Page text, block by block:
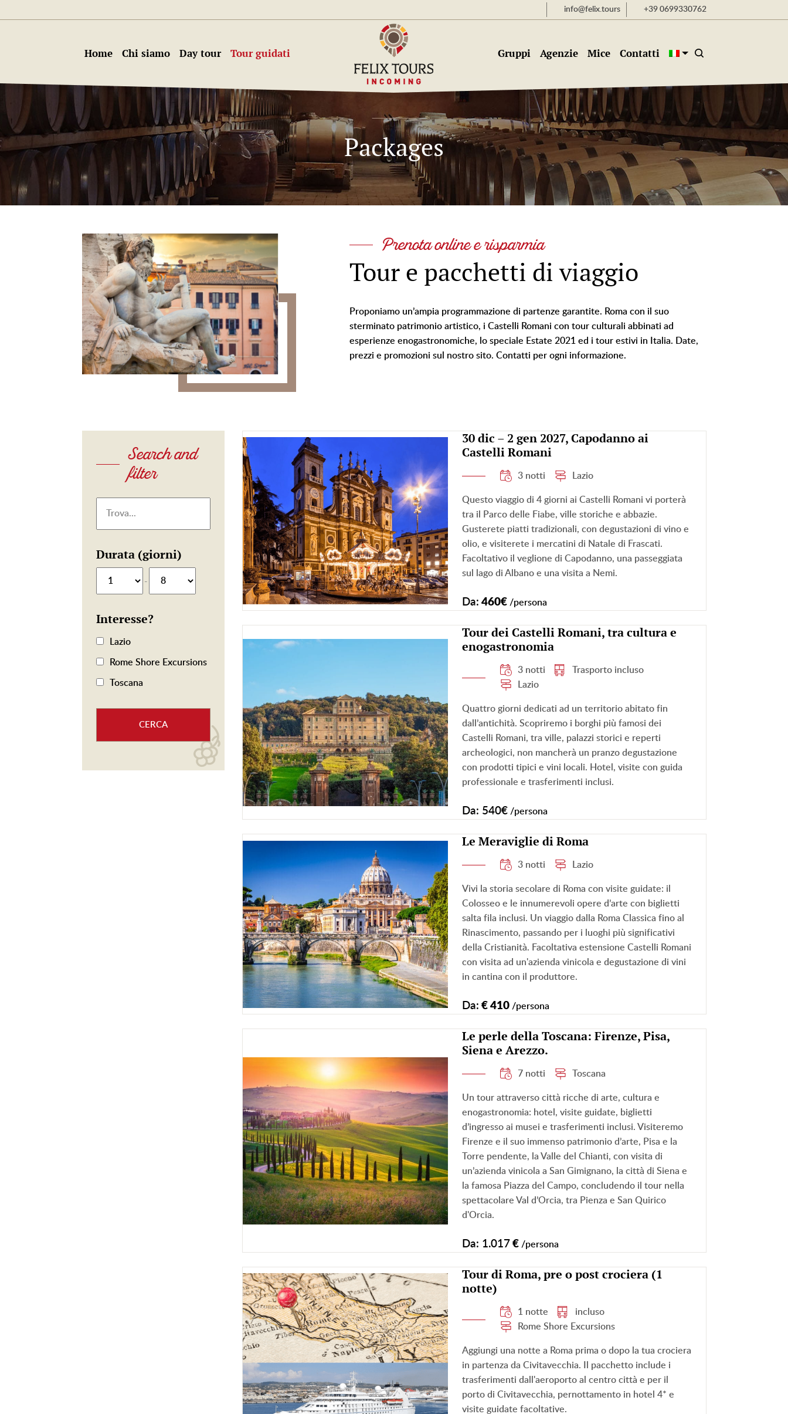
info@felix.tours +39 0699330762
Home Chi siamo Day tour Tour guidati Gruppi Agenzie Mice Contatti
Packages
Prenota online e risparmia
Tour e pacchetti di viaggio
Proponiamo un’ampia programmazione di partenze garantite. Roma con il suo
sterminato patrimonio artistico, i Castelli Romani con tour culturali abbinati ad
esperienze enogastronomiche, lo speciale Estate 2021 ed i tour estivi in Italia. Date,
prezzi e promozioni sul nostro sito. Contatti per ogni informazione.
Search and
filter
Durata (giorni)
-
Interesse?
Lazio
Rome Shore Excursions
Toscana
30 dic – 2 gen 2027, Capodanno ai
Castelli Romani
3 notti Lazio
Questo viaggio di 4 giorni ai Castelli Romani vi porterà
tra il Parco delle Fiabe, ville storiche e abbazie.
Gusterete piatti tradizionali, con degustazioni di vino e
olio, e visiterete i mercatini di Natale di Frascati.
Facoltativo il veglione di Capodanno, una passeggiata
sul lago di Albano e una visita a Nemi.
Da: 460€ /persona
Tour dei Castelli Romani, tra cultura e
enogastronomia
3 notti
Trasporto incluso
Lazio
Quattro giorni dedicati ad un territorio abitato fin
dall’antichità. Scopriremo i borghi più famosi dei
Castelli Romani, tra ville, palazzi storici e reperti
archeologici, non mancherà un pranzo degustazione
con prodotti tipici e vini locali. Hotel, visite con guida
professionale e trasferimenti inclusi.
Da: 540€ /persona
Le Meraviglie di Roma
3 notti Lazio
Vivi la storia secolare di Roma con visite guidate: il
Colosseo e le innumerevoli opere d’arte con biglietti
salta fila inclusi. Un viaggio dalla Roma Classica fino al
Rinascimento, passando per i luoghi più significativi
della Cristianità. Facoltativa estensione Castelli Romani
con visita ad un'azienda vinicola e degustazione di vini
in cantina con il produttore.
Da: € 410 /persona
Le perle della Toscana: Firenze, Pisa,
Siena e Arezzo.
7 notti Toscana
Un tour attraverso città ricche di arte, cultura e
enogastronomia: hotel, visite guidate, biglietti
d’ingresso ai musei e trasferimenti inclusi. Visiteremo
Firenze e il suo immenso patrimonio d’arte, Pisa e la
Torre pendente, la Valle del Chianti, con visita di
un’azienda vinicola a San Gimignano, la città di Siena e
la famosa Piazza del Campo, concludendo il tour nella
spettacolare Val d’Orcia, tra Pienza e San Quirico
d'Orcia.
Da: 1.017 € /persona
Tour di Roma, pre o post crociera (1
notte)
1 notte
incluso
Rome Shore Excursions
Aggiungi una notte a Roma prima o dopo la tua crociera
in partenza da Civitavecchia. Il pacchetto include i
trasferimenti dall'aeroporto al centro città e per il
porto di Civitavecchia, pernottamento in hotel 4* e
visite guidate facoltative.